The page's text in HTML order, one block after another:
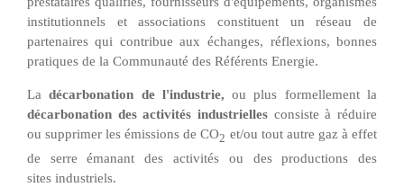
institutionnels et associations constituent un réseau de
partenaires qui contribue aux échanges, réflexions, bonnes
pratiques de la Communauté des Référents Energie.
La décarbonation de l'industrie,ou plus formellement la
décarbonation des activités industrielles consiste à réduire
ou supprimer les émissions de CO2 et/ou tout autre gaz à effet
de serre émanant des activités ou des productions des
sites industriels.